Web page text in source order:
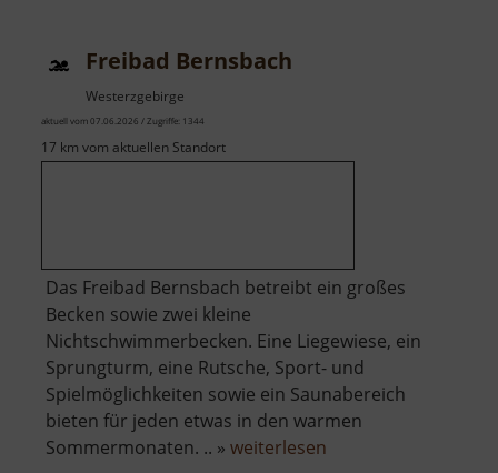
Freibad Bernsbach
Westerzgebirge
aktuell vom 07.06.2026 / Zugriffe: 1344
17 km vom aktuellen Standort
Das Freibad Bernsbach betreibt ein großes
Becken sowie zwei kleine
Nichtschwimmerbecken. Eine Liegewiese, ein
Sprungturm, eine Rutsche, Sport- und
Spielmöglichkeiten sowie ein Saunabereich
bieten für jeden etwas in den warmen
Sommermonaten. .. » weiterlesen